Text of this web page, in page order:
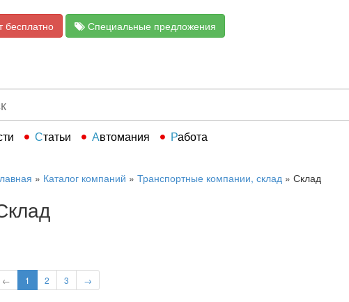
бесплатно Специальные предложения
Статьи Автомания Работа
» Каталог компаний » Транспортные компании, склад » Склад
← 1 2 3 →